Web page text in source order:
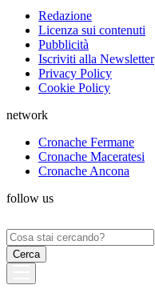
Redazione
Licenza sui contenuti
Pubblicità
Iscriviti alla Newsletter
Privacy Policy
Cookie Policy
network
Cronache Fermane
Cronache Maceratesi
Cronache Ancona
follow us
Ricerca
per: